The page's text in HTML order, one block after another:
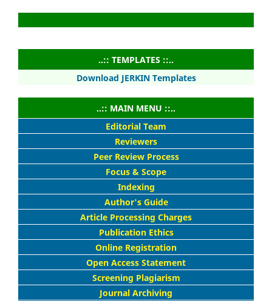
..:: TEMPLATES ::..
Download JERKIN Templates
..:: MAIN MENU ::..
Editorial Team
Reviewers
Peer Review Process
Focus & Scope
Indexing
Author's Guide
Article Processing Charges
Publication Ethics
Online Registration
Open Access Statement
Screening Plagiarism
Journal Archiving